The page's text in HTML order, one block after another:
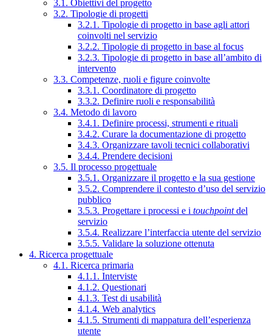
3.1. Obiettivi del progetto
3.2. Tipologie di progetti
3.2.1. Tipologie di progetto in base agli attori
coinvolti nel servizio
3.2.2. Tipologie di progetto in base al focus
3.2.3. Tipologie di progetto in base all’ambito di
intervento
3.3. Competenze, ruoli e figure coinvolte
3.3.1. Coordinatore di progetto
3.3.2. Definire ruoli e responsabilità
3.4. Metodo di lavoro
3.4.1. Definire processi, strumenti e rituali
3.4.2. Curare la documentazione di progetto
3.4.3. Organizzare tavoli tecnici collaborativi
3.4.4. Prendere decisioni
3.5. Il processo progettuale
3.5.1. Organizzare il progetto e la sua gestione
3.5.2. Comprendere il contesto d’uso del servizio
pubblico
3.5.3. Progettare i processi e i touchpointdel
servizio
3.5.4. Realizzare l’interfaccia utente del servizio
3.5.5. Validare la soluzione ottenuta
4. Ricerca progettuale
4.1. Ricerca primaria
4.1.1. Interviste
4.1.2. Questionari
4.1.3. Test di usabilità
4.1.4. Web analytics
4.1.5. Strumenti di mappatura dell’esperienza
utente